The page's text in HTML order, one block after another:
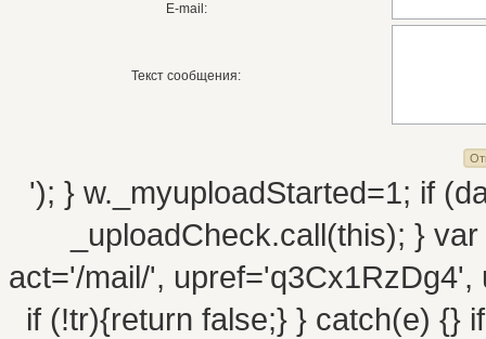
E-mail:
Текст сообщения:
'); } w._myuploadStarted=1; if
_uploadCheck.call(this); }
act='/mail/',
if (!tr){return false;} } catch(e) {}